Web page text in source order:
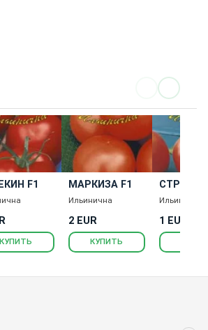
F1
КУПИТЬ
МАРКИЗА F1
Ильинична
2 EUR
КУПИТЬ
СТРИЖ
Ильинична
1 EUR